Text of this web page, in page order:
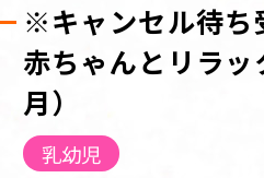
※キャンセル待ち
赤ちゃんとリラ
月）
乳幼児